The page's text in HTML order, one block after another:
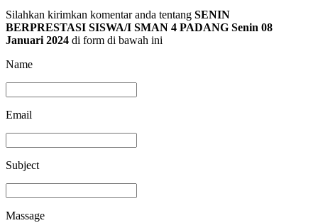
Silahkan kirimkan komentar anda tentang SENIN
BERPRESTASI SISWA/I SMAN 4 PADANG Senin 08
Januari 2024 di form di bawah ini
Name
Email
Subject
Massage